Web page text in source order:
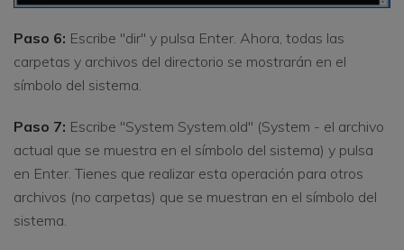
Paso 6: Escribe "dir" y pulsa Enter. Ahora, todas las
carpetas y archivos del directorio se mostrarán en el
símbolo del sistema.
Paso 7: Escribe "System System.old" (System - el archivo
actual que se muestra en el símbolo del sistema) y pulsa
en Enter. Tienes que realizar esta operación para otros
archivos (no carpetas) que se muestran en el símbolo del
sistema.